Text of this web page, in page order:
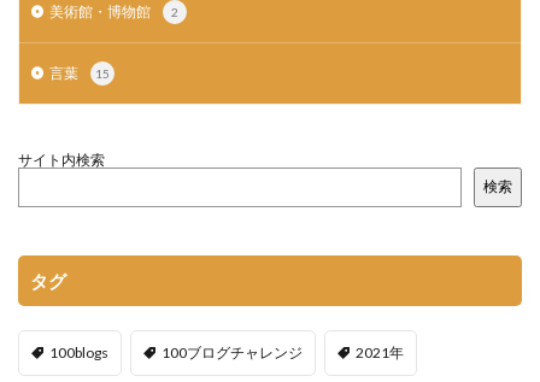
美術館・博物館 2
言葉 15
サイト内検索
検索
タグ
100blogs 100ブログチャレンジ 2021年